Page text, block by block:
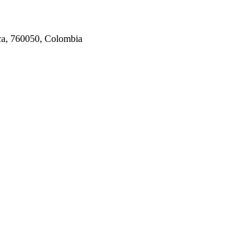
760050, Colombia